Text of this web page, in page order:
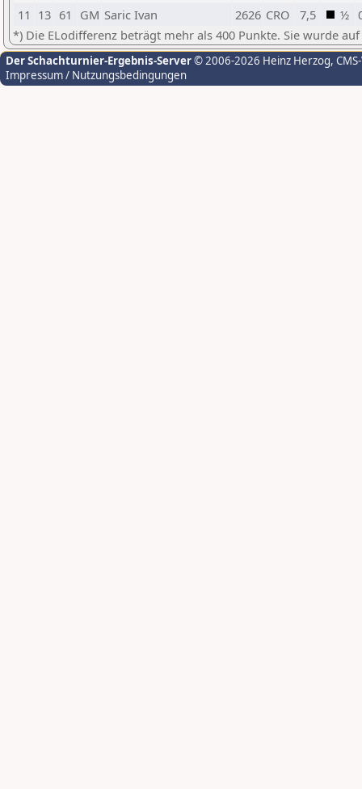
11 13 61 GM Saric Ivan 2626 CRO 7,5 ½
*) Die ELodifferenz beträgt mehr als 400 Punkte. Sie wurde
Der Schachturnier-Ergebnis-Server© 2006-2026 Heinz Herzog,
Impressum / Nutzungsbedingungen